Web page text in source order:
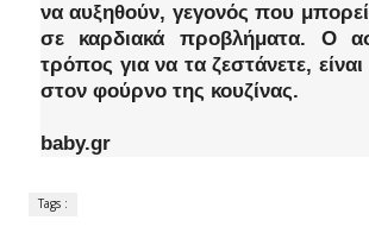
να αυξηθούν, γεγονός που
σε καρδιακά προβλήματα. Ο
τρόπος για να τα ζεστάνετε,
στον φούρνο της κουζίνας.
baby.gr
Tags :